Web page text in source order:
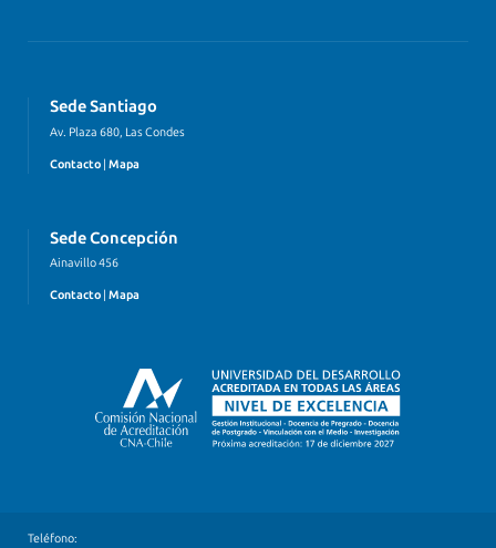
Sede Santiago
Av. Plaza 680, Las Condes
Contacto | Mapa
Sede Concepción
Ainavillo 456
Contacto Mapa
Teléfono: